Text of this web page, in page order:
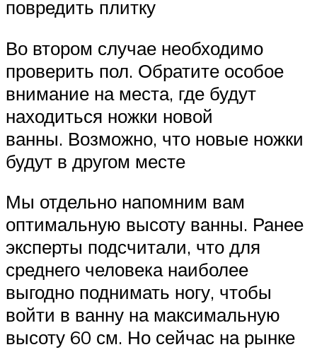
повредить плитку
Во втором случае необходимо
проверить пол. Обратите особое
внимание на места, где будут
находиться ножки новой
ванны. Возможно, что новые ножки
будут в другом месте
Мы отдельно напомним вам
оптимальную высоту ванны. Ранее
эксперты подсчитали, что для
среднего человека наиболее
выгодно поднимать ногу, чтобы
войти в ванну на максимальную
высоту 60 см. Но сейчас на рынке